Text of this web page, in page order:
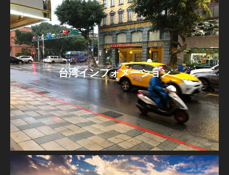
台湾インフォメーション